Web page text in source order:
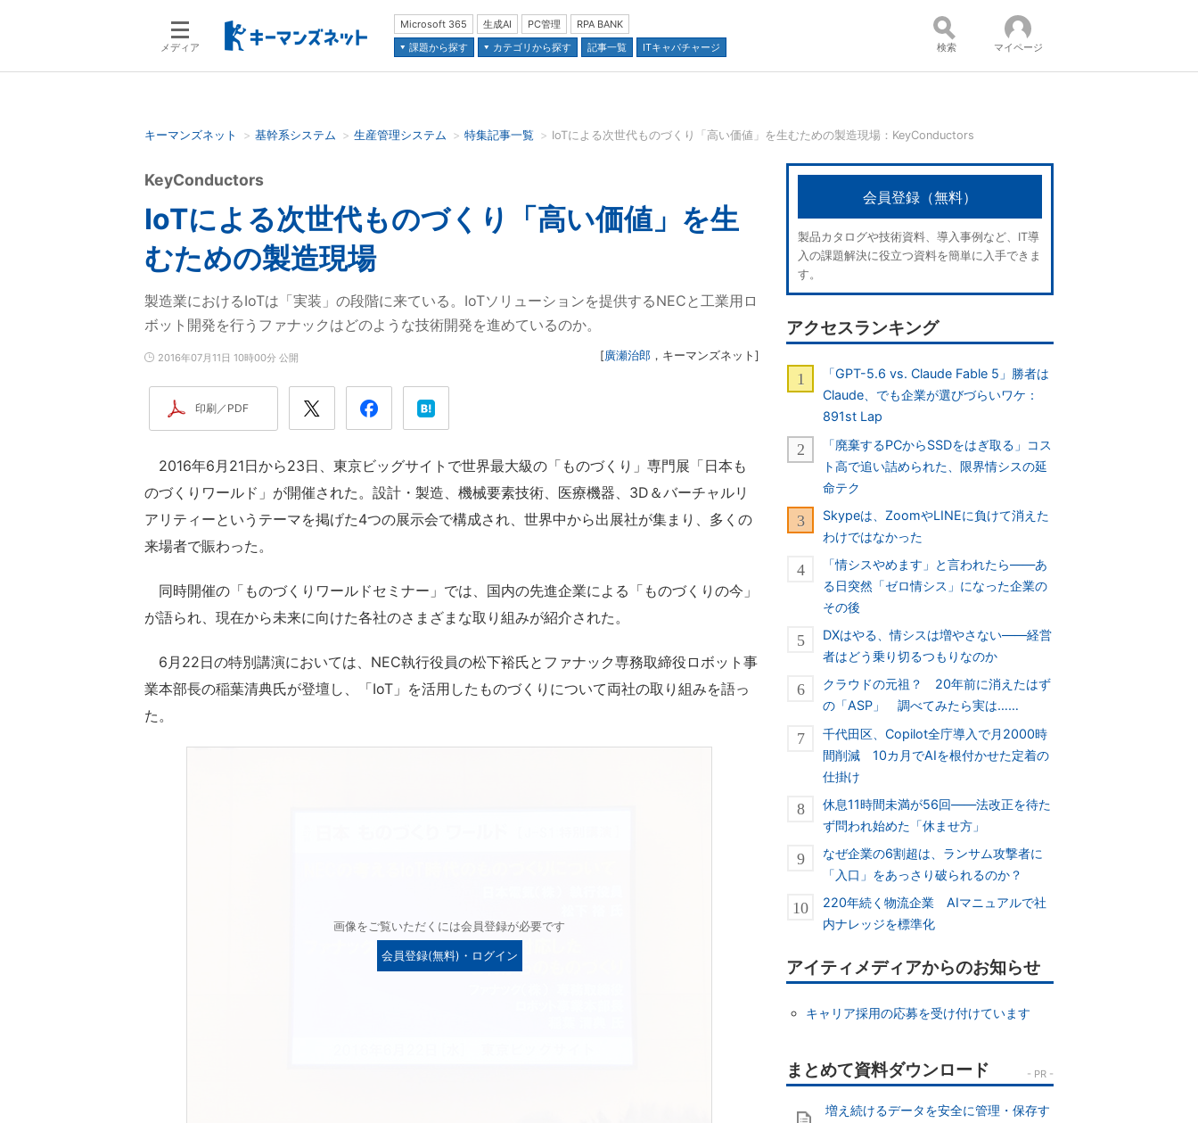
メディア
Microsoft 365 生成AI PC管理
RPA BANK
課題から探す
カテゴリから探す 記事一覧 ITキャパチャージ
検索語を入力してください コンテンツ：
並び順：
検索 マイページ
キーマンズネット 基幹系システム 生産管理システム 特集記事一覧 IoTによる次世代ものづくり「高い価値」を生むための製造現場：KeyConductors
IoTによる次世代ものづくり「高い価値」を生
むための製造現場
KeyConductors
製造業におけるIoTは「実装」の段階に来ている。IoTソリューションを提供するNECと工業用ロ
ボット開発を行うファナックはどのような技術開発を進めているのか。
2016年07月11日 10時00分 公開 [廣瀬治郎 ， キーマンズネット ]
印刷／PDF
2016年6月21日から23日、東京ビッグサイトで世界最大級の「ものづくり」専門展「日本も
のづくりワールド」が開催された。設計・製造、機械要素技術、医療機器、3D＆バーチャルリ
アリティーというテーマを掲げた4つの展示会で構成され、世界中から出展社が集まり、多くの
来場者で賑わった。
同時開催の「ものづくりワールドセミナー」では、国内の先進企業による「ものづくりの今」
が語られ、現在から未来に向けた各社のさまざまな取り組みが紹介された。
6月22日の特別講演においては、NEC執行役員の松下裕氏とファナック専務取締役ロボット事
業本部長の稲葉清典氏が登壇し、「IoT」を活用したものづくりについて両社の取り組みを語っ
た。
画像をご覧いただくには会員登録が必要です
会員登録(無料)・ログイン
会員登録（無料）
製品カタログや技術資料、導入事例など、IT導
入の課題解決に役立つ資料を簡単に入手できま
す。
アクセスランキング
「GPT-5.6 vs. Claude Fable 5」勝者は
Claude、でも企業が選びづらいワケ：
891st Lap
「廃棄するPCからSSDをはぎ取る」コス
ト高で追い詰められた、限界情シスの延
命テク
Skypeは、ZoomやLINEに負けて消えた
わけではなかった
「情シスやめます」と言われたら――あ
る日突然「ゼロ情シス」になった企業の
その後
DXはやる、情シスは増やさない――経営
者はどう乗り切るつもりなのか
クラウドの元祖？ 20年前に消えたはず
の「ASP」 調べてみたら実は……
千代田区、Copilot全庁導入で月2000時
間削減 10カ月でAIを根付かせた定着の
仕掛け
休息11時間未満が56回――法改正を待た
ず問われ始めた「休ませ方」
なぜ企業の6割超は、ランサム攻撃者に
「入口」をあっさり破られるのか？
220年続く物流企業 AIマニュアルで社
内ナレッジを標準化
アイティメディアからのお知らせ
キャリア採用の応募を受け付けています
増え続けるデータを安全に管理・保存す